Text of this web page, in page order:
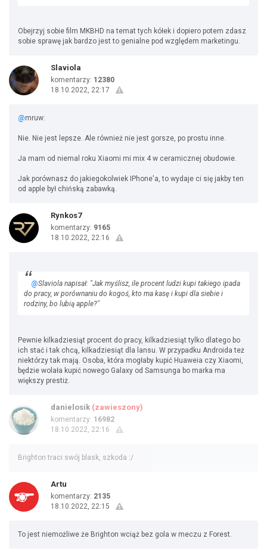
Obejrzyj sobie film MKBHD na temat tych kółek i dopiero potem zdasz
sobie sprawę jak bardzo jest to genialne pod względem marketingu.
Slaviola
komentarzy: 12380
18.10.2022, 22:17
@mruw:
Nie. Nie jest lepsze. Ale również nie jest gorsze, po prostu inne.
Ja mam od niemal roku Xiaomi mi mix 4 w ceramicznej obudowie.
Jak porównasz do jakiegokolwiek IPhone'a, to wydaje ci się jakby ten
od apple był chińską zabawką.
Rynkos7
komentarzy: 9165
18.10.2022, 22:16
@Slaviola napisał: "Jak myślisz, ile procent ludzi kupi takiego ipada
do pracy, w porównaniu do kogoś, kto ma kasę i kupi dla siebie i
rodziny, bo lubią apple?"
Pewnie kilkadziesiąt procent do pracy, kilkadziesiąt tylko dlatego bo
ich stać i tak chcą, kilkadziesiąt dla lansu. W przypadku Androida też
niektórzy tak mają. Osoba, która mogłaby kupić Huaweia czy Xiaomi,
będzie wolała kupić nowego Galaxy od Samsunga bo marka ma
większy prestiż.
danielosik (zawieszony)
komentarzy: 16982
18.10.2022, 22:16
Brighton traci swój blask, szkoda :/
Artu
komentarzy: 2135
18.10.2022, 22:15
To jest niemożliwe że Brighton wciąż bez gola w meczu z Forest.